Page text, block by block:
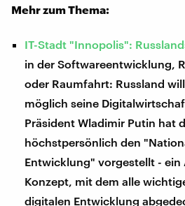
Mehr zum Thema:
IT-Stadt "Innopolis":
in der Softwareentwicklung,
oder Raumfahrt: Russland
möglich seine
Präsident Wladimir Putin hat
höchstpersönlich den
Entwicklung" vorgestellt - ein
Konzept, mit dem alle
digitalen Entwicklung